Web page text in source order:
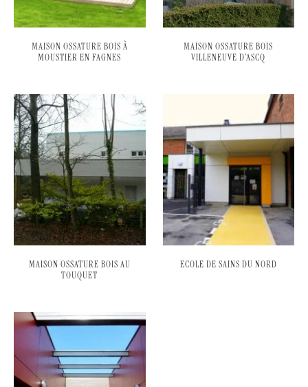
MAISON OSSATURE BOIS À
MOUSTIER EN FAGNES
MAISON OSSATURE BOIS
VILLENEUVE D’ASCQ
MAISON OSSATURE BOIS AU
TOUQUET
ECOLE DE SAINS DU NORD